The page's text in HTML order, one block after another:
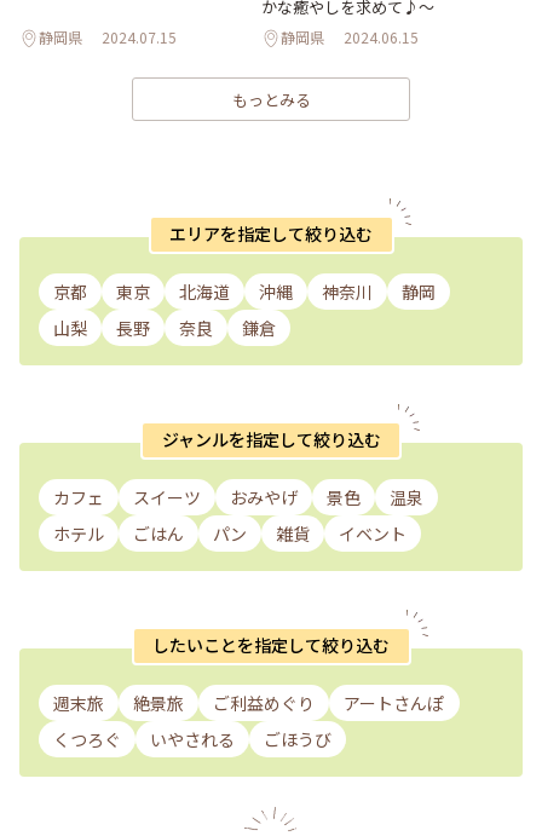
静岡県 2024.07.15
かな癒やしを求めて♪～
静岡県 2024.06.15
もっとみる
エリアを指定して絞り込む
京都 東京 北海道 沖縄 神奈川
静岡
山梨
長野 奈良 鎌倉
ジャンルを指定して絞り込む
カフェ スイーツ おみやげ 景色
温泉
ホテル
ごはん パン 雑貨 イベント
したいことを指定して絞り込む
週末旅 絶景旅 ご利益めぐり
アートさんぽ
くつろぐ
いやされる ごほうび